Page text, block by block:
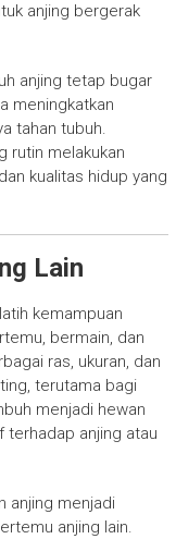
anjing bergerak
anjing tetap bugar
meningkatkan
tahan tubuh.
rutin melakukan
kualitas hidup yang
Lain
kemampuan
bermain, dan
ras, ukuran, dan
terutama bagi
menjadi hewan
terhadap anjing atau
anjing menjadi
anjing lain.